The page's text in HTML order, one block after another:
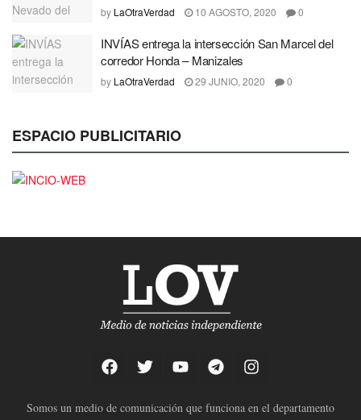
by LaOtraVerdad 10 AGOSTO, 2020 0
INVÍAS entrega la intersección San Marcel del
corredor Honda – Manizales
by LaOtraVerdad 29 JUNIO, 2020 0
ESPACIO PUBLICITARIO
Somos un medio de comunicación que funciona en el departamento